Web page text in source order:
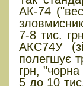
АК-74
7-8 тис.
АКС74У
полегшує
грн, "чорна
5 до 10